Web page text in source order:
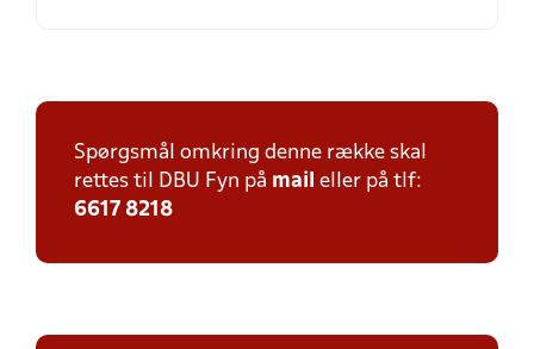
Spørgsmål omkring denne række skal
rettes til DBU Fyn på mail eller på tlf:
6617 8218